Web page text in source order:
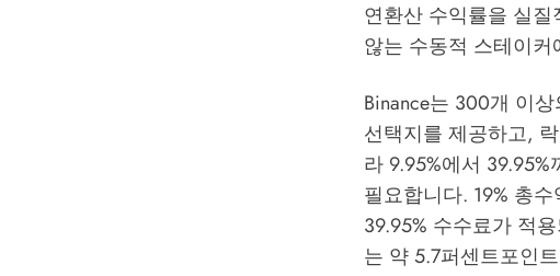
연환산 수익률을 실
않는 수동적 스테이
Binance는 300개 이
선택지를 제공하고,
라 9.95%에서
필요합니다. 19% 총
39.95% 수수료가 적
는 약 5.7퍼센트포인